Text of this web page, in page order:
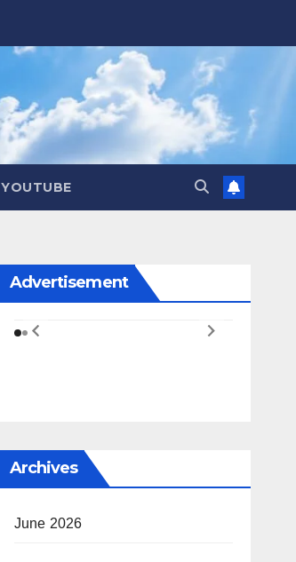
YOUTUBE
Advertisement
Archives
June 2026